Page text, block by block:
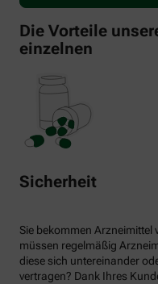
Die Vorteile
einzelnen
Sicherheit
Sie bekommen Arzneimittel
müssen regelmäßig
diese sich untereinander
vertragen? Dank Ihres